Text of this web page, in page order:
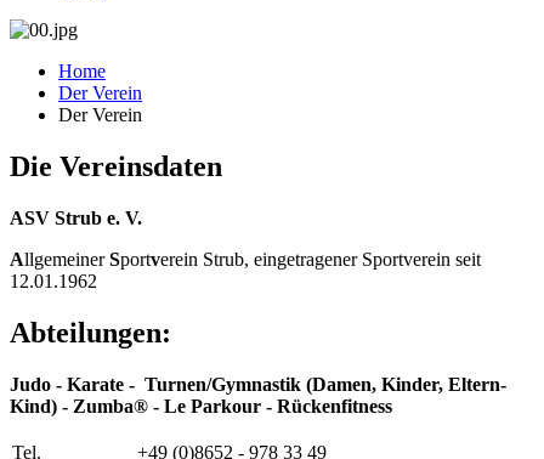
Home
Der Verein
Der Verein
Die Vereinsdaten
ASV Strub e. V.
AllgemeinerSportverein Strub, eingetragener Sportverein seit
12.01.1962
Abteilungen:
Judo - Karate - Turnen/Gymnastik (Damen, Kinder, Eltern-
Kind) - Zumba® - Le Parkour - Rückenfitness
Tel. +49 (0)8652 - 978 33 49